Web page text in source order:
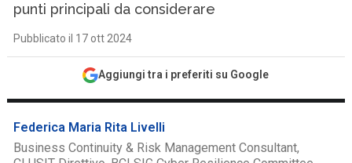
punti principali da considerare
Pubblicato il 17 ott 2024
Aggiungi tra i preferiti su Google
Federica Maria Rita Livelli
Business Continuity & Risk Management Consultant,